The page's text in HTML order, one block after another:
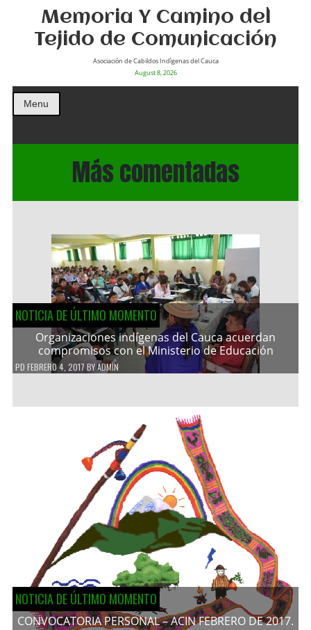
Memoria Y Camino del
Tejido de Comunicación
Asociación de Cabildos Indìgenas del Cauca
August 8, 2026
Menu
Más comentadas
NOTICIA DE ÚLTIMO MOMENTO
Organizaciones indígenas del Cauca acuerdan
compromisos con el Ministerio de Educación
PD FEBRERO 4, 2017 BYADMIN
NOTICIA DE ÚLTIMO MOMENTO
CONVOCATORIA PERSONAL – ACIN FEBRERO DE 2017.